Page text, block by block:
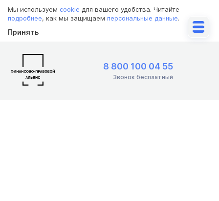
Мы используем cookie для вашего удобства. Читайте
подробнее, как мы защищаем персональные данные.
Принять
8 800 100 04 55
Звонок бесплатный